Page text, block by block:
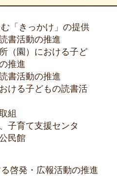
「きっかけ」の提供
書活動の推進
（園）における子ど
推進
書活動の推進
ける子どもの読書活
組
子育て支援センタ
民館
啓発・広報活動の推進